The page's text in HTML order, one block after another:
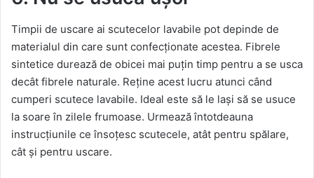
Timpii de uscare ai scutecelor lavabile pot depinde de
materialul din care sunt confecționate acestea. Fibrele
sintetice durează de obicei mai puțin timp pentru a se usca
decât fibrele naturale. Reține acest lucru atunci când
cumperi scutece lavabile. Ideal este să le lași să se usuce
la soare în zilele frumoase. Urmează întotdeauna
instrucțiunile ce însoțesc scutecele, atât pentru spălare,
cât și pentru uscare.